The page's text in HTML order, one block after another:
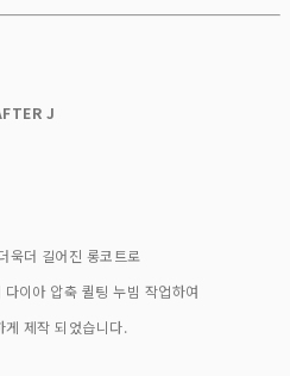
J
욱더 길어진 롱코트로
이아 압축 퀼팅 누빔 작업하여
게 제작 되었습니다.